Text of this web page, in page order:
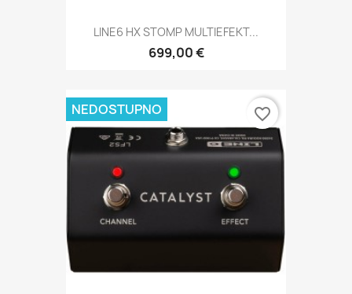
LINE6 HX STOMP MULTIEFEKT...
699,00 €
NEDOSTUPNO favorite_border